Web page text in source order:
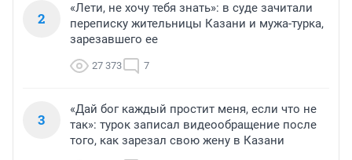
2
«Лети, не хочу тебя знать»: в суде зачитали
переписку жительницы Казани и мужа-турка,
зарезавшего ее
27 373 7
3
«Дай бог каждый простит меня, если что не
так»: турок записал видеообращение после
того, как зарезал свою жену в Казани